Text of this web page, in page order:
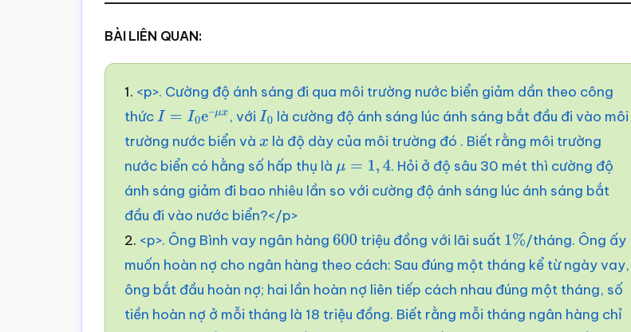
BÀI LIÊN QUAN:
1. <p>. Cường độ ánh sáng đi qua môi trường nước biển giảm dần theo công
thứcI= I0 e–μx , vớiI0 là cường độ ánh sáng lúc ánh sáng bắt đầu đi vào môi
trường nước biển và x là độ dày của môi trường đó . Biết rằng môi trường
nước biển có hằng số hấp thụ là μ=1, 4
. Hỏi ở độ sâu 30 mét thì cường độ
ánh sáng giảm đi bao nhiêu lần so với cường độ ánh sáng lúc ánh sáng bắt
đầu đi vào nước biển?</p>
2. <p>. Ông Bình vay ngân hàng 600triệu đồng với lãi suất 1% /tháng. Ông ấy
muốn hoàn nợ cho ngân hàng theo cách: Sau đúng một tháng kể từ ngày vay,
ông bắt đầu hoàn nợ; hai lần hoàn nợ liên tiếp cách nhau đúng một tháng, số
tiền hoàn nợ ở mỗi tháng là 18 triệu đồng. Biết rằng mỗi tháng ngân hàng chỉ